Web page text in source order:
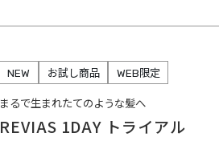
NEW お試し商品 WEB限定
まるで生まれたてのような髪へ
REVIAS 1DAY トライアル